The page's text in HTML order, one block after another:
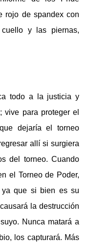
rojo de spandex con
y las piernas,
todo a la justicia y
vive para proteger el
dejaría el torneo
allí si surgiera
del torneo. Cuando
el Torneo de Poder,
ya que si bien es su
la destrucción
Nunca matará a
los capturará. Más